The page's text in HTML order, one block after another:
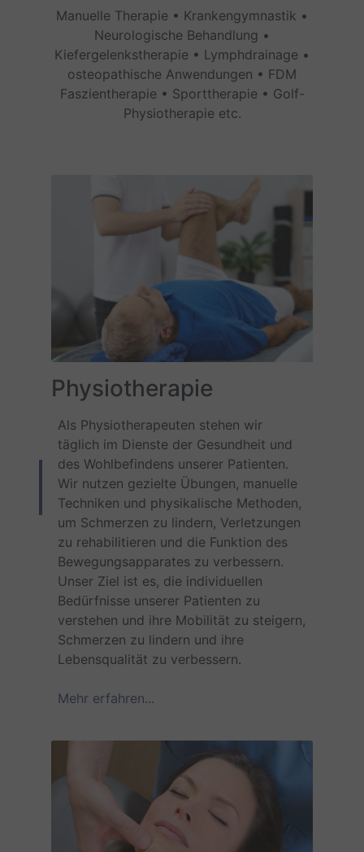
Manuelle Therapie • Krankengymnastik •
Neurologische Behandlung •
Kiefergelenkstherapie • Lymphdrainage •
osteopathische Anwendungen • FDM
Faszientherapie • Sporttherapie • Golf-
Physiotherapie etc.
Physiotherapie
Als Physiotherapeuten stehen wir
täglich im Dienste der Gesundheit und
des Wohlbefindens unserer Patienten.
Wir nutzen gezielte Übungen, manuelle
Techniken und physikalische Methoden,
um Schmerzen zu lindern, Verletzungen
zu rehabilitieren und die Funktion des
Bewegungsapparates zu verbessern.
Unser Ziel ist es, die individuellen
Bedürfnisse unserer Patienten zu
verstehen und ihre Mobilität zu steigern,
Schmerzen zu lindern und ihre
Lebensqualität zu verbessern.
Mehr erfahren...